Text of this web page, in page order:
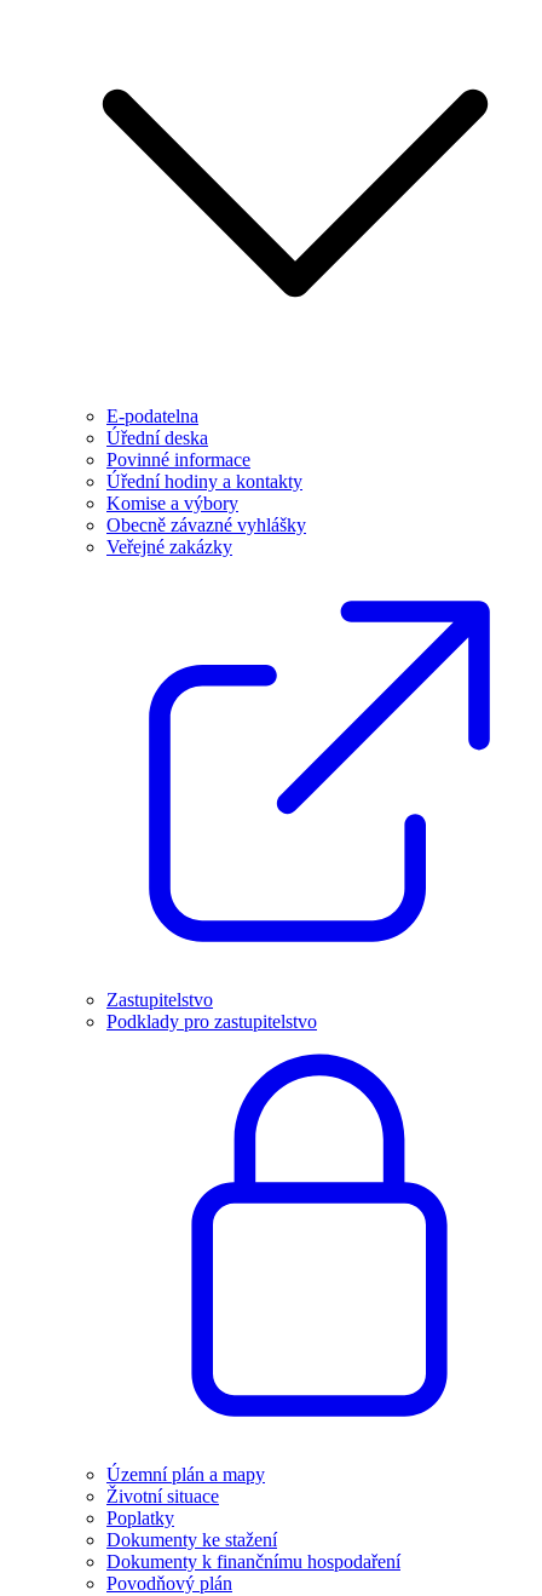
E-podatelna
Úřední deska
Povinné informace
Úřední hodiny a kontakty
Komise a výbory
Obecně závazné vyhlášky
Veřejné zakázky
Zastupitelstvo
Podklady pro zastupitelstvo
Územní plán a mapy
Životní situace
Poplatky
Dokumenty ke stažení
Dokumenty k finančnímu hospodaření
Povodňový plán